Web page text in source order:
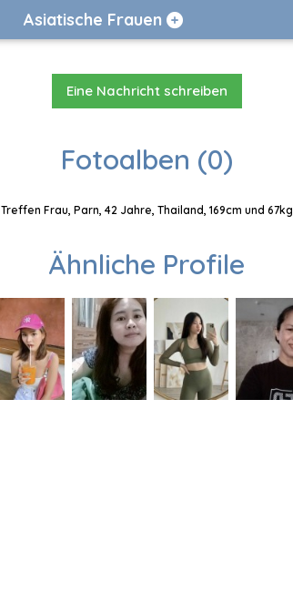
Asiatische Frauen
Eine Nachricht schreiben
Fotoalben (0)
Treffen Frau, Parn, 42 Jahre, Thailand, 169cm und 67kg
Ähnliche Profile